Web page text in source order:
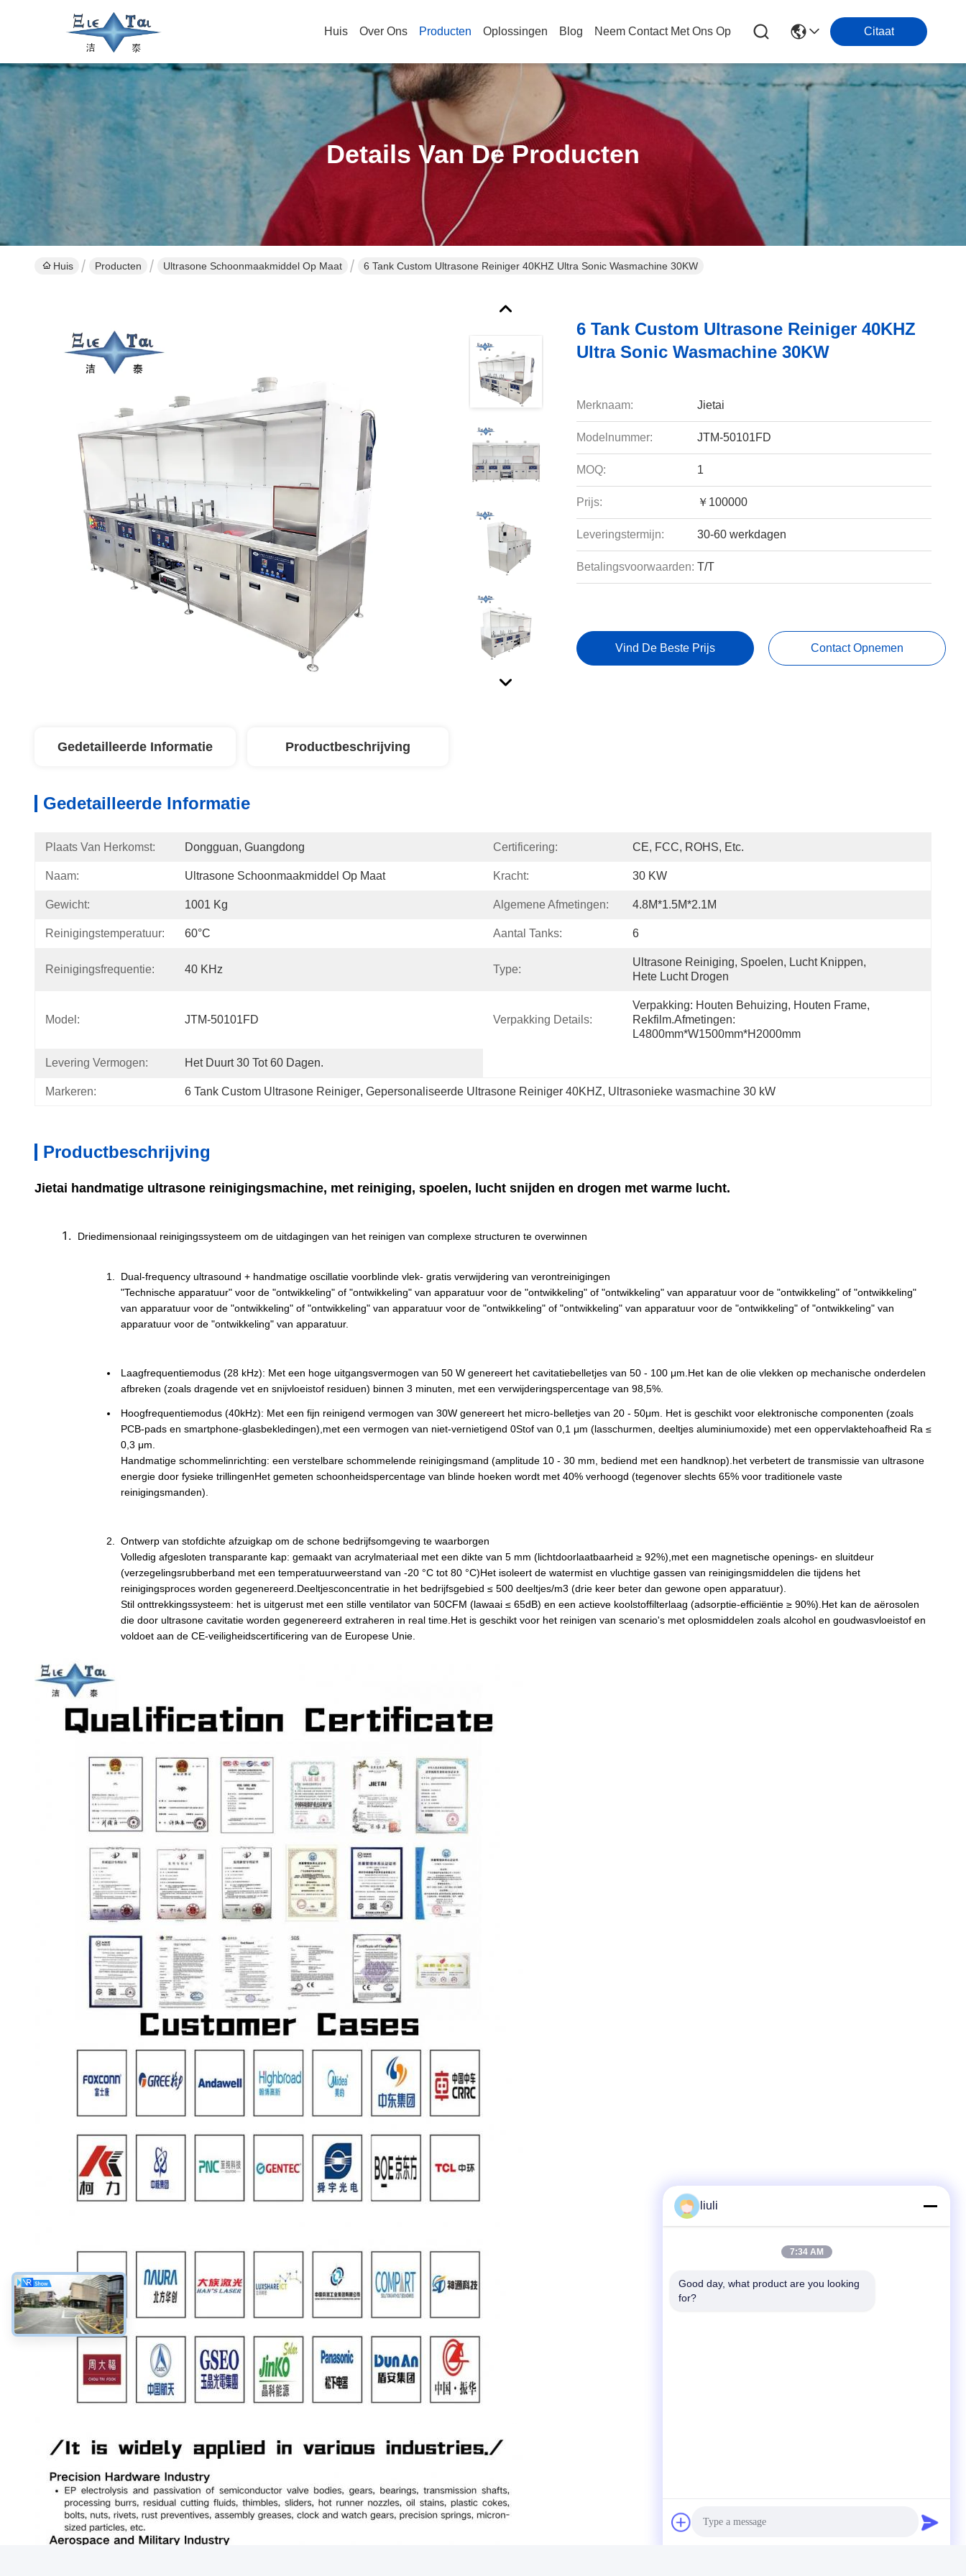
Huis Over Ons Producten Oplossingen Blog Neem Contact Met Ons Op Citaat
Details Van De Producten
Huis Producten Ultrasone Schoonmaakmiddel Op Maat 6 Tank Custom Ultrasone Reiniger 40KHZ Ultra Sonic Wasmachine 30KW
6 Tank Custom Ultrasone Reiniger 40KHZ
Ultra Sonic Wasmachine 30KW
Merknaam: Jietai
Modelnummer: JTM-50101FD
MOQ: 1
Prijs: ￥100000
Leveringstermijn: 30-60 werkdagen
Betalingsvoorwaarden: T/T
Vind De Beste Prijs Contact Opnemen
Gedetailleerde Informatie Productbeschrijving
Gedetailleerde Informatie
Plaats Van Herkomst: Dongguan, Guangdong Certificering: CE, FCC, ROHS, Etc.
Naam: Ultrasone Schoonmaakmiddel Op Maat Kracht: 30 KW
Gewicht: 1001 Kg Algemene Afmetingen: 4.8M*1.5M*2.1M
Reinigingstemperatuur: 60°C Aantal Tanks: 6
Reinigingsfrequentie: 40 KHz Type:
Ultrasone Reiniging, Spoelen, Lucht Knippen,
Hete Lucht Drogen
Model: JTM-50101FD Verpakking Details:
Verpakking: Houten Behuizing, Houten Frame,
Rekfilm.Afmetingen:
L4800mm*W1500mm*H2000mm
Levering Vermogen: Het Duurt 30 Tot 60 Dagen.
Markeren: 6 Tank Custom Ultrasone Reiniger, Gepersonaliseerde Ultrasone Reiniger 40KHZ, Ultrasonieke wasmachine 30 kW
Productbeschrijving
Jietai handmatige ultrasone reinigingsmachine, met reiniging, spoelen, lucht snijden en drogen met warme lucht.
Driedimensionaal reinigingssysteem om de uitdagingen van het reinigen van complexe structuren te overwinnen
Dual-frequency ultrasound + handmatige oscillatie voorblinde vlek- gratis verwijdering van verontreinigingen
"Technische apparatuur" voor de "ontwikkeling" of "ontwikkeling" van apparatuur voor de "ontwikkeling" of "ontwikkeling" van apparatuur voor de "ontwikkeling" of "ontwikkeling"
van apparatuur voor de "ontwikkeling" of "ontwikkeling" van apparatuur voor de "ontwikkeling" of "ontwikkeling" van apparatuur voor de "ontwikkeling" of "ontwikkeling" van
apparatuur voor de "ontwikkeling" van apparatuur.
Laagfrequentiemodus (28 kHz): Met een hoge uitgangsvermogen van 50 W genereert het cavitatiebelletjes van 50 - 100 μm.Het kan de olie vlekken op mechanische onderdelen
afbreken (zoals dragende vet en snijvloeistof residuen) binnen 3 minuten, met een verwijderingspercentage van 98,5%.
Hoogfrequentiemodus (40kHz): Met een fijn reinigend vermogen van 30W genereert het micro-belletjes van 20 - 50μm. Het is geschikt voor elektronische componenten (zoals
PCB-pads en smartphone-glasbekledingen),met een vermogen van niet-vernietigend 0Stof van 0,1 μm (lasschurmen, deeltjes aluminiumoxide) met een oppervlaktehoafheid Ra ≤
0,3 μm.
Handmatige schommelinrichting: een verstelbare schommelende reinigingsmand (amplitude 10 - 30 mm, bediend met een handknop).het verbetert de transmissie van ultrasone
energie door fysieke trillingenHet gemeten schoonheidspercentage van blinde hoeken wordt met 40% verhoogd (tegenover slechts 65% voor traditionele vaste
reinigingsmanden).
Ontwerp van stofdichte afzuigkap om de schone bedrijfsomgeving te waarborgen
Volledig afgesloten transparante kap: gemaakt van acrylmateriaal met een dikte van 5 mm (lichtdoorlaatbaarheid ≥ 92%),met een magnetische openings- en sluitdeur
(verzegelingsrubberband met een temperatuurweerstand van -20 °C tot 80 °C)Het isoleert de watermist en vluchtige gassen van reinigingsmiddelen die tijdens het
reinigingsproces worden gegenereerd.Deeltjesconcentratie in het bedrijfsgebied ≤ 500 deeltjes/m3 (drie keer beter dan gewone open apparatuur).
Stil onttrekkingssysteem: het is uitgerust met een stille ventilator van 50CFM (lawaai ≤ 65dB) en een actieve koolstoffilterlaag (adsorptie-efficiëntie ≥ 90%).Het kan de aërosolen
die door ultrasone cavitatie worden gegenereerd extraheren in real time.Het is geschikt voor het reinigen van scenario's met oplosmiddelen zoals alcohol en goudwasvloeistof en
voldoet aan de CE-veiligheidscertificering van de Europese Unie.
liuli
7:34 AM
Good day, what product are you looking
for?